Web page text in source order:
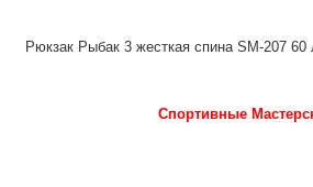
Рюкзак Рыбак 3 жесткая спина SM-207
Спортивные